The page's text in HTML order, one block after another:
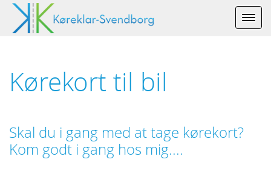
Kørekort til bil
Skal du i gang med at tage kørekort?
Kom godt i gang hos mig....